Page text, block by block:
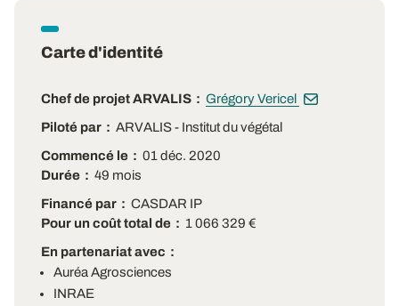
Carte d'identité
Chef de projet ARVALIS
Grégory Vericel
Piloté par
ARVALIS - Institut du végétal
Commencé le
01 déc. 2020
Durée
49 mois
Financé par
CASDAR IP
Pour un coût total de
1 066 329 €
En partenariat avec
Auréa Agrosciences
INRAE